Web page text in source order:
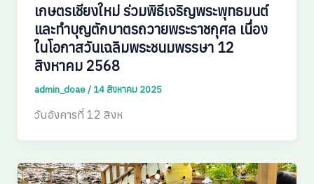
เกษตรเชียงใหม่ ร่วมพิธีเจริญพระพุทธมนต์
และทำบุญตักบาตรถวายพระราชกุศล เนื่อง
ในโอกาสวันเฉลิมพระชนมพรรษา 12
สิงหาคม 2568
admin_doae/ 14 สิงหาคม 2025
วันอังคารที่ 12 สิงห